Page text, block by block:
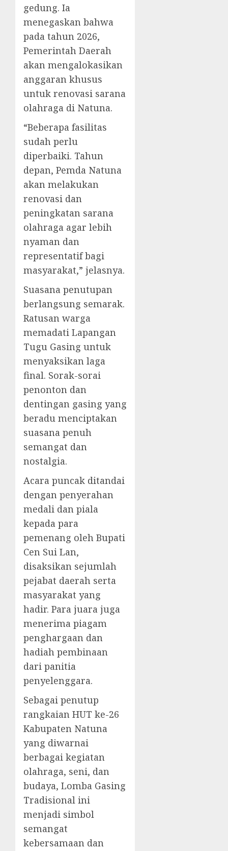
gedung. Ia
menegaskan bahwa
pada tahun 2026,
Pemerintah Daerah
akan mengalokasikan
anggaran khusus
untuk renovasi sarana
olahraga di Natuna.
“Beberapa fasilitas
sudah perlu
diperbaiki. Tahun
depan, Pemda Natuna
akan melakukan
renovasi dan
peningkatan sarana
olahraga agar lebih
nyaman dan
representatif bagi
masyarakat,” jelasnya.
Suasana penutupan
berlangsung semarak.
Ratusan warga
memadati Lapangan
Tugu Gasing untuk
menyaksikan laga
final. Sorak-sorai
penonton dan
dentingan gasing yang
beradu menciptakan
suasana penuh
semangat dan
nostalgia.
Acara puncak ditandai
dengan penyerahan
medali dan piala
kepada para
pemenang oleh Bupati
Cen Sui Lan,
disaksikan sejumlah
pejabat daerah serta
masyarakat yang
hadir. Para juara juga
menerima piagam
penghargaan dan
hadiah pembinaan
dari panitia
penyelenggara.
Sebagai penutup
rangkaian HUT ke-26
Kabupaten Natuna
yang diwarnai
berbagai kegiatan
olahraga, seni, dan
budaya, Lomba Gasing
Tradisional ini
menjadi simbol
semangat
kebersamaan dan